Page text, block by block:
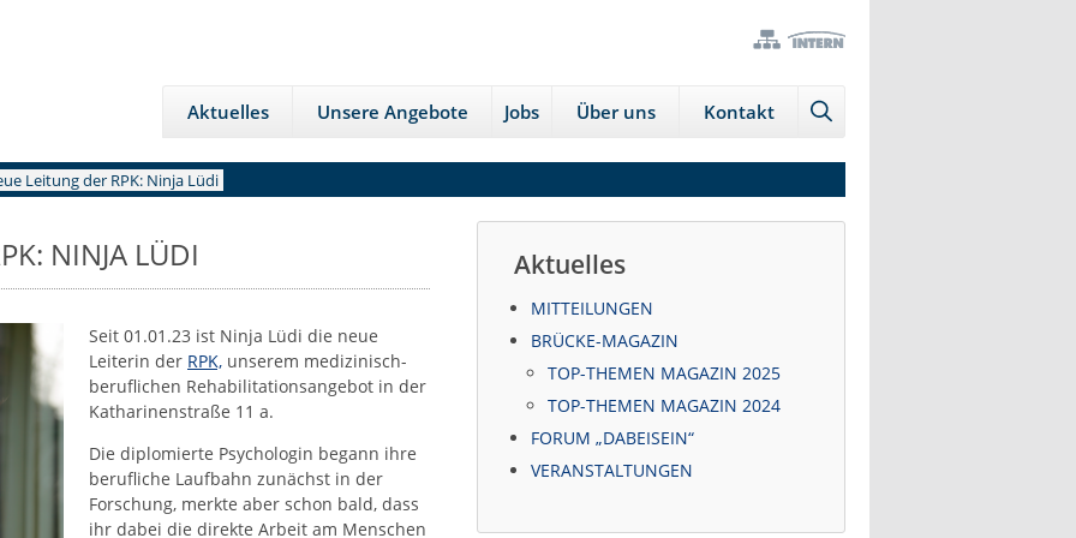
→
→
Bereich
Aktuelles Unsere Angebote Jobs Über uns Kontakt
Leitung der RPK: Ninja Lüdi
NINJA LÜDI
Seit 01.01.23 ist Ninja Lüdi die neue
Leiterin der RPK, unserem medizinisch-
beruflichen Rehabilitationsangebot in der
Katharinenstraße 11 a.
Die diplomierte Psychologin begann ihre
berufliche Laufbahn zunächst in der
Forschung, merkte aber schon bald, dass
ihr dabei die direkte Arbeit am Menschen
Aktuelles
MITTEILUNGEN
BRÜCKE-MAGAZIN
TOP-THEMEN MAGAZIN 2025
TOP-THEMEN MAGAZIN 2024
FORUM „DABEISEIN“
VERANSTALTUNGEN